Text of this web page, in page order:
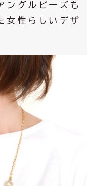
ングルビーズも
女性らしいデザ